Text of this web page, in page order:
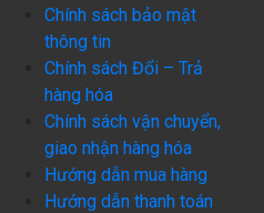
Chính sách bảo mật
thông tin
Chính sách Đổi – Trả
hàng hóa
Chính sách vận chuyển,
giao nhận hàng hóa
Hướng dẫn mua hàng
Hướng dẫn thanh toán